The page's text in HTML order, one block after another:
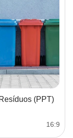
(PPT)
16:9